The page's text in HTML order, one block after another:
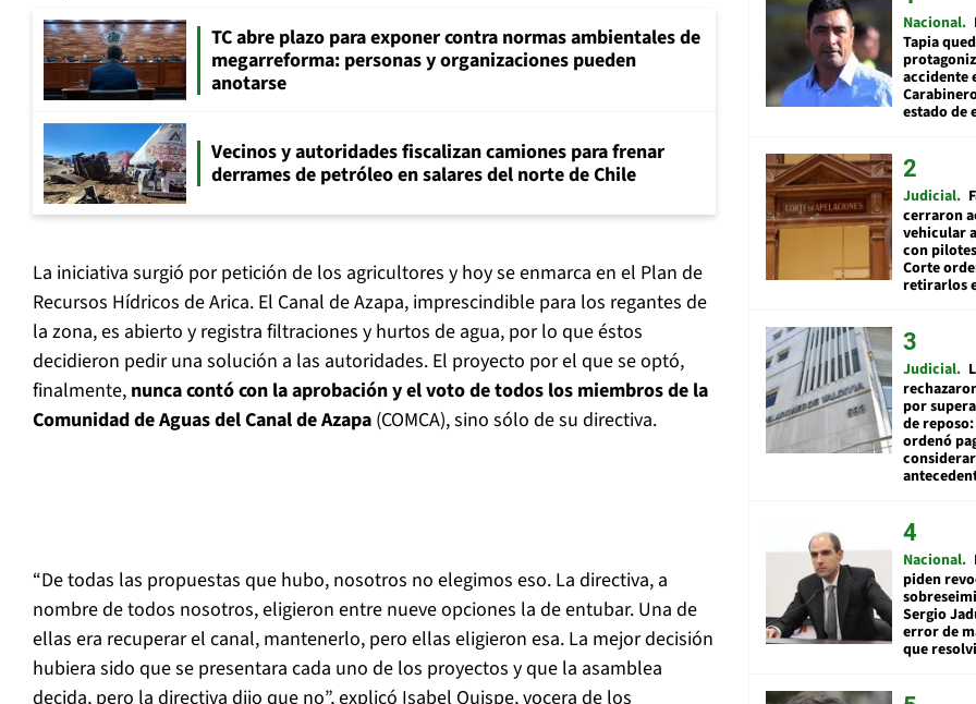
TC abre plazo para exponer contra normas ambientales de
megarreforma: personas y organizaciones pueden
anotarse
Vecinos y autoridades fiscalizan camiones para frenar
derrames de petróleo en salares del norte de Chile
La iniciativa surgió por petición de los agricultores y hoy se enmarca en el Plan de
Recursos Hídricos de Arica. El Canal de Azapa, imprescindible para los regantes de
la zona, es abierto y registra filtraciones y hurtos de agua, por lo que éstos
decidieron pedir una solución a las autoridades. El proyecto por el que se optó,
finalmente, nunca contó con la aprobación y el voto de todos los miembros de la
Comunidad de Aguas del Canal de Azapa (COMCA), sino sólo de su directiva.
“De todas las propuestas que hubo, nosotros no elegimos eso. La directiva, a
nombre de todos nosotros, eligieron entre nueve opciones la de entubar. Una de
ellas era recuperar el canal, mantenerlo, pero ellas eligieron esa. La mejor decisión
hubiera sido que se presentara cada uno de los proyectos y que la asamblea
decida, pero la directiva dijo que no”, explicó Isabel Quispe, vocera de los
Nacional
Tapia
accidente
estado de
Judicial
cerraron
vehicular
con
Corte
retirarlos
Judicial
por
de
ordenó
Nacional
piden
Sergio
error de
que